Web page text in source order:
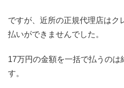
ですが、近所の正規代理店はク
払いができませんでした。
17万円の金額を一括で払うのは
す。